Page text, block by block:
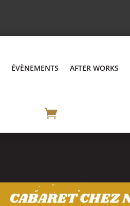
ÉVÈNEMENTS AFTER WORKS